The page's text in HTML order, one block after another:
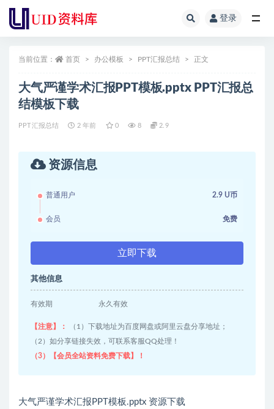
登录
当前位置： 首页 办公模板 PPT汇报总结 正文
大气严谨学术汇报PPT模板.pptx PPT汇报总
结模板下载
PPT汇报总结 2 年前 0 8 2.9
资源信息
普通用户 2.9 U币
会员 免费
立即下载
其他信息
有效期 永久有效
【注意】：
（1）下载地址为百度网盘或阿里云盘分享地址；
（2）如分享链接失效，可联系客服QQ处理！
（3）【会员全站资料免费下载】！
大气严谨学术汇报PPT模板.pptx 资源下载